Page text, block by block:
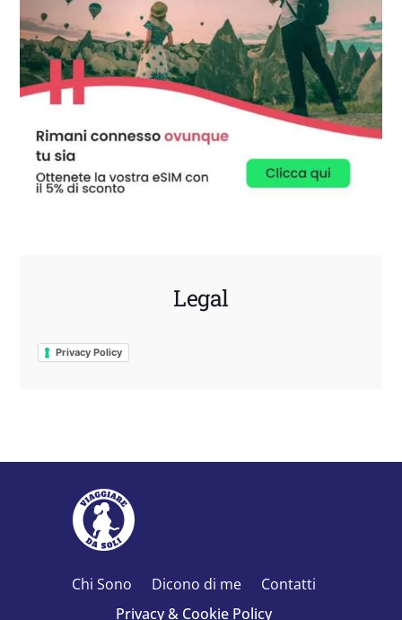
Legal
Privacy Policy
Chi Sono Dicono di me
Contatti
Privacy & Cookie Policy